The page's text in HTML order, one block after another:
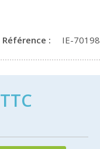
Référence : IE-70198
TTC